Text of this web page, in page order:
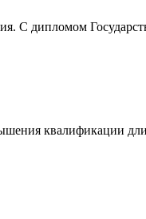
С дипломом
квалификации